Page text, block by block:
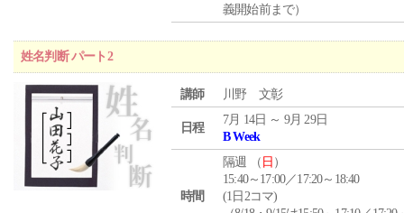
義開始前まで）
姓名判断 パート2
講師 川野 文彰
日程
7月 14日 ～ 9月 29日
B Week
時間
隔週 （ 日 ）
15:40～17:00／17:20～18:40
(1日2コマ)